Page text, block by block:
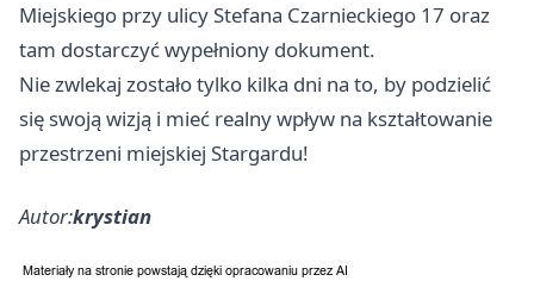
Miejskiego przy ulicy Stefana Czarnieckiego 17 oraz
tam dostarczyć wypełniony dokument.
Nie zwlekaj zostało tylko kilka dni na to, by podzielić
się swoją wizją i mieć realny wpływ na kształtowanie
przestrzeni miejskiej Stargardu!
Autor:krystian